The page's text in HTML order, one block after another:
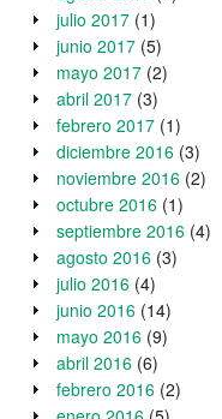
julio 2017 (1)
junio 2017 (5)
mayo 2017 (2)
abril 2017 (3)
febrero 2017 (1)
diciembre 2016 (3)
noviembre 2016 (2)
octubre 2016 (1)
septiembre 2016 (4)
agosto 2016 (3)
julio 2016 (4)
junio 2016 (14)
mayo 2016 (9)
abril 2016 (6)
febrero 2016 (2)